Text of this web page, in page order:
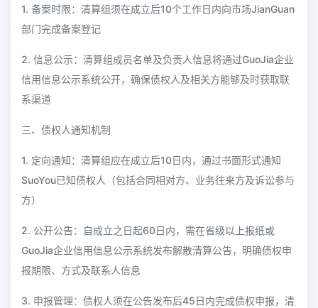
1. 备案时限：清算组须在成立后10个工作日内向市场JianGuan
部门完成备案登记
2. 信息公示：清算组成员名单及负责人信息将通过GuoJia企业
信用信息公示系统公开，确保债权人及相关方能够及时获取联
系渠道
三、债权人通知机制
1. 定向通知：清算组应在成立后10日内，通过书面形式通知
SuoYou已知债权人（包括合同相对方、业务往来方及诉讼参与
方）
2. 公开公告：自成立之日起60日内，需在省级以上报纸或
GuoJia企业信用信息公示系统发布解散清算公告，明确债权申
报期限、方式及联系人信息
3. 申报管理：债权人须在公告发布后45日内完成债权申报，清